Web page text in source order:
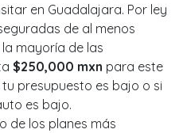
en Guadalajara. Por ley
de al menos
mayoría de las
$250,000 mxn para este
presupuesto es bajo o si
es bajo.
de los planes más